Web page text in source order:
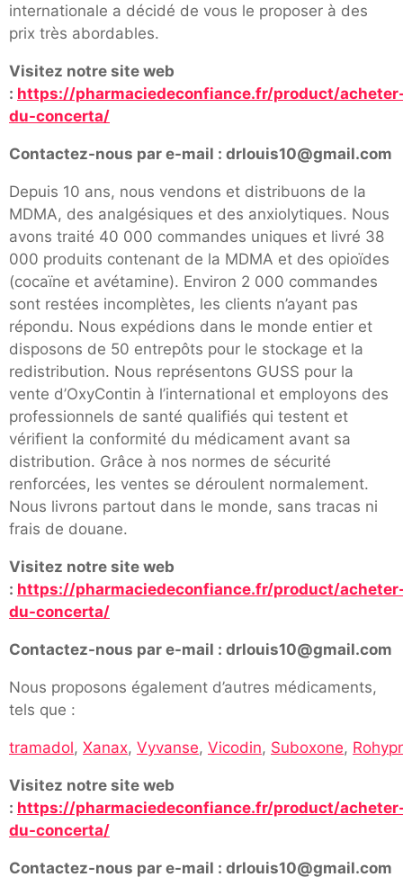
internationale a décidé de vous le proposer à des
prix très abordables.
Visitez notre site web
: https://pharmaciedeconfiance.fr/product/
du-concerta/
Contactez-nous par e-mail : drlouis10@gmail.com
Depuis 10 ans, nous vendons et distribuons de la
MDMA, des analgésiques et des anxiolytiques. Nous
avons traité 40 000 commandes uniques et livré 38
000 produits contenant de la MDMA et des opioïdes
(cocaïne et avétamine). Environ 2 000 commandes
sont restées incomplètes, les clients n’ayant pas
répondu. Nous expédions dans le monde entier et
disposons de 50 entrepôts pour le stockage et la
redistribution. Nous représentons GUSS pour la
vente d’OxyContin à l’international et employons des
professionnels de santé qualifiés qui testent et
vérifient la conformité du médicament avant sa
distribution. Grâce à nos normes de sécurité
renforcées, les ventes se déroulent normalement.
Nous livrons partout dans le monde, sans tracas ni
frais de douane.
Visitez notre site web
: https://pharmaciedeconfiance.fr/product/
du-concerta/
Contactez-nous par e-mail : drlouis10@gmail.com
Nous proposons également d’autres médicaments,
tels que :
tramadol, Xanax, Vyvanse, Vicodin, Suboxone,
Visitez notre site web
: https://pharmaciedeconfiance.fr/product/
du-concerta/
Contactez-nous par e-mail : drlouis10@gmail.com